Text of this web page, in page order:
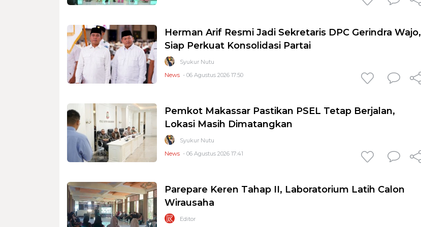
Herman Arif Resmi Jadi Sekretaris DPC Gerindra Wajo,
Siap Perkuat Konsolidasi Partai
Syukur Nutu
News - 06 Agustus 2026 17:50
Pemkot Makassar Pastikan PSEL Tetap Berjalan,
Lokasi Masih Dimatangkan
Syukur Nutu
News - 06 Agustus 2026 17:41
Parepare Keren Tahap II, Laboratorium Latih Calon
Wirausaha
Editor